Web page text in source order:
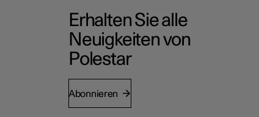
Erhalten Sie alle
Neuigkeiten von
Polestar
Abonnieren